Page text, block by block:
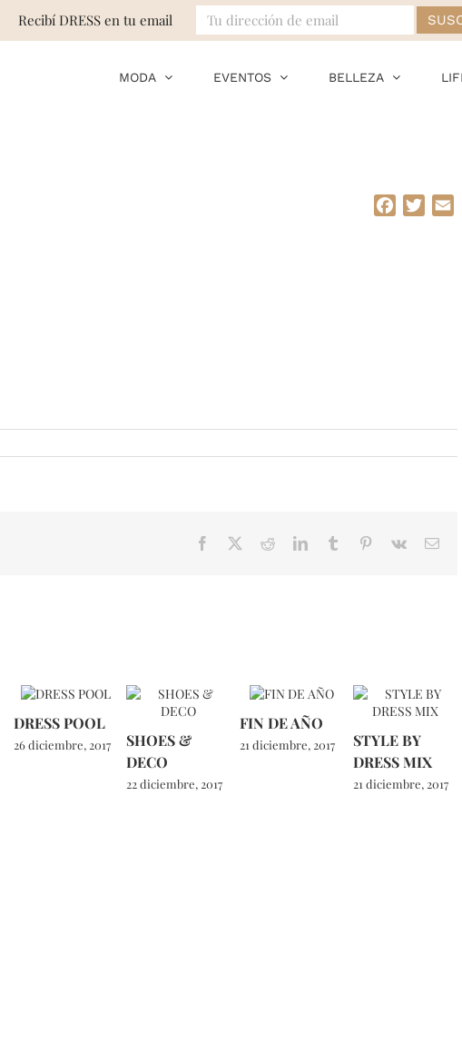
MODA EVENTOS BELLEZA
Facebook
Facebook RedditLinkedInTumblr Pinterest
Vk
DRESS POOL
26 diciembre, 2017
SHOES &
DECO
22 diciembre, 2017
FIN DE AÑO
21 diciembre, 2017
STYLE BY
DRESS MIX
21 diciembre, 2017
Recibí DRESS en tu email